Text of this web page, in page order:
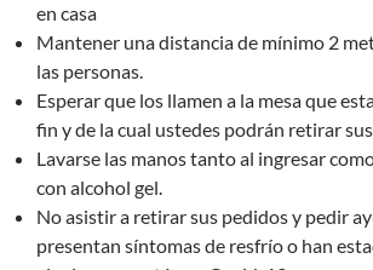
en casa
Mantener una distancia de mínimo 2
las personas.
Esperar que los llamen a la mesa que
fin y de la cual ustedes podrán retirar
Lavarse las manos tanto al ingresar
con alcohol gel.
No asistir a retirar sus pedidos y pedir
presentan síntomas de resfrío o han